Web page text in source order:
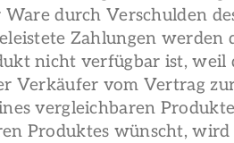
Ware durch Verschulden
Zahlungen
nicht verfügbar ist,
Verkäufer vom Vertrag
vergleichbaren
Produktes wünscht,